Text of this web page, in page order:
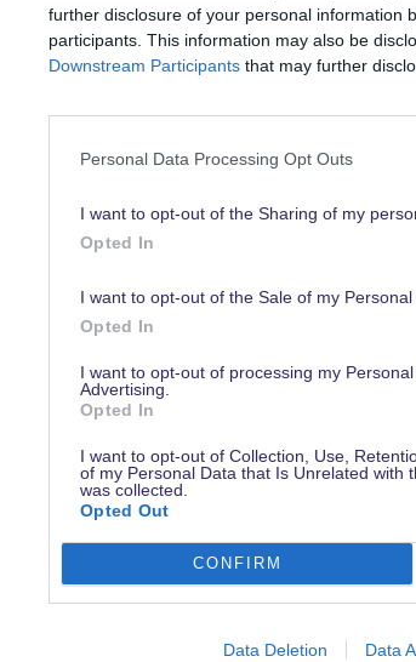
further disclosure of your personal information
participants. This information may also be
Downstream Participants that may further
Personal Data Processing Opt Outs
I want to opt-out of the Sharing of my
Opted In
I want to opt-out of the Sale of my Personal
Opted In
I want to opt-out of processing my
Advertising.
Opted In
I want to opt-out of Collection, Use,
of my Personal Data that Is Unrelated with
was collected.
Opted Out
CONFIRM
Data Deletion Data